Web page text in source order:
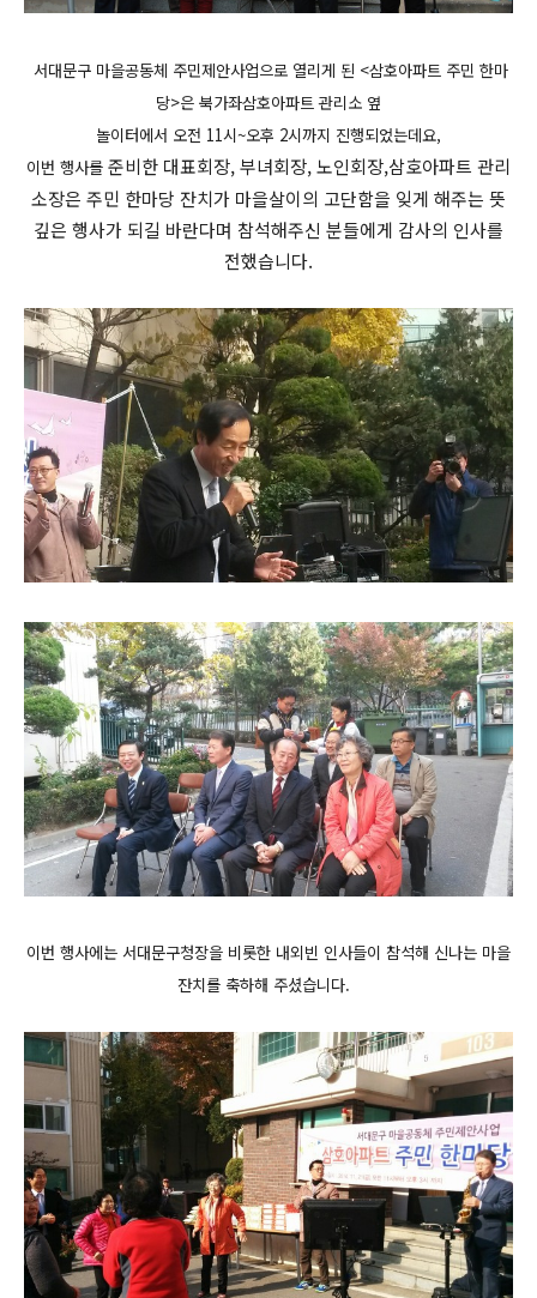
서대문구 마을공동체 주민제안사업으로 열리게 된 <삼호아파트 주민 한마
당>은 북가좌삼호아파트 관리소 옆
놀이터에서 오전 11시~오후 2시까지 진행되었는데요,
이번 행사를 준비한 대표회장, 부녀회장, 노인회장,삼호아파트 관리
소장은 주민 한마당 잔치가 마을살이의 고단함을 잊게 해주는 뜻
깊은 행사가 되길 바란다며 참석해주신 분들에게 감사의 인사를
전했습니다.
이번 행사에는 서대문구청장을 비롯한 내외빈 인사들이 참석해 신나는 마을
잔치를 축하해 주셨습니다.